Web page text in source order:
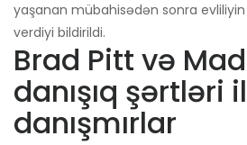
yaşanan mübahisədən sonra
verdiyi bildirildi.
Brad Pitt və
danışıq şərtləri
danışmırlar